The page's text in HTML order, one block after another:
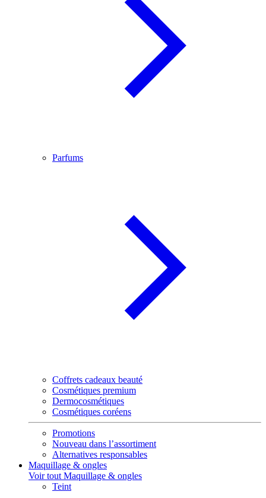
Parfums
Coffrets cadeaux beauté
Cosmétiques premium
Dermocosmétiques
Cosmétiques coréens
Promotions
Nouveau dans l’assortiment
Alternatives responsables
Maquillage & ongles
Voir tout Maquillage & ongles
Teint